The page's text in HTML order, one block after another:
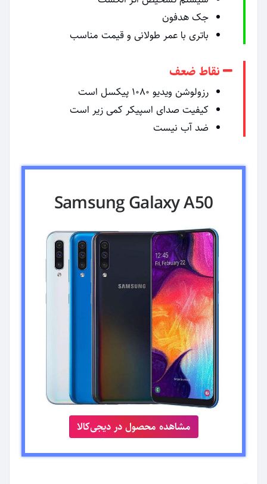
Samsung Galaxy A50
مشاهده محصول در دیجی‌کالا
جک هدفون
باتری با عمر طولانی و قیمت مناسب
نقاط ضعف
رزولوشن ویدیو ۱۰۸۰ پیکسل است
کیفیت صدای اسپیکر کمی زیر است
ضد آب نیست